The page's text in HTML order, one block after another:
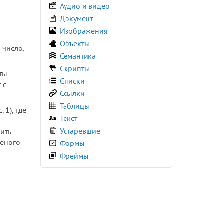
с
1), где
<datalist>
<dd>
<del>
<details>
<dfn>
<dialog>
<dir>
<div>
<dl>
<dt>
<em>
<embed>
Аудио и видео
Документ
Изображения
Объекты
Семантика
Скрипты
Списки
Ссылки
Таблицы
Текст
Устаревшие
Формы
Фреймы